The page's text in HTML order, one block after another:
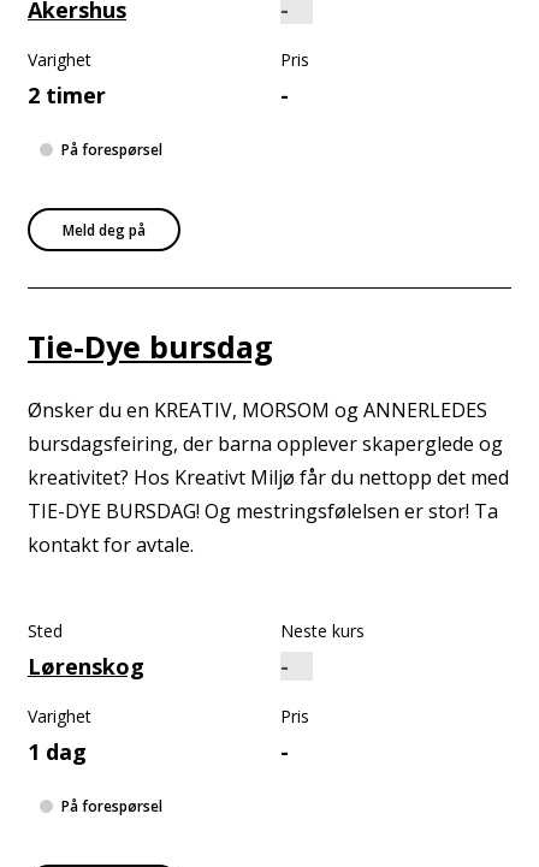
Akershus
Varighet
2 timer
Pris
-
Meld deg på
På forespørsel
Tie-Dye bursdag
Ønsker du en KREATIV, MORSOM og ANNERLEDES
bursdagsfeiring, der barna opplever skaperglede og
kreativitet? Hos Kreativt Miljø får du nettopp det med
TIE-DYE BURSDAG! Og mestringsfølelsen er stor! Ta
kontakt for avtale.
Sted
Lørenskog
Neste kurs
Varighet
1 dag
Pris
-
På forespørsel